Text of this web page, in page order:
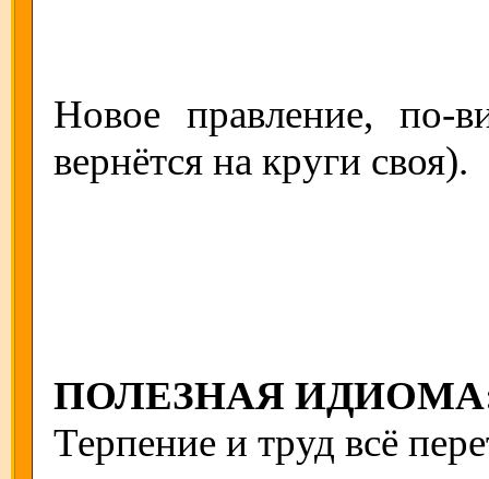
Новое правление, по-
вернётся на круги своя).
ПОЛЕЗНАЯ
Терпение и труд всё